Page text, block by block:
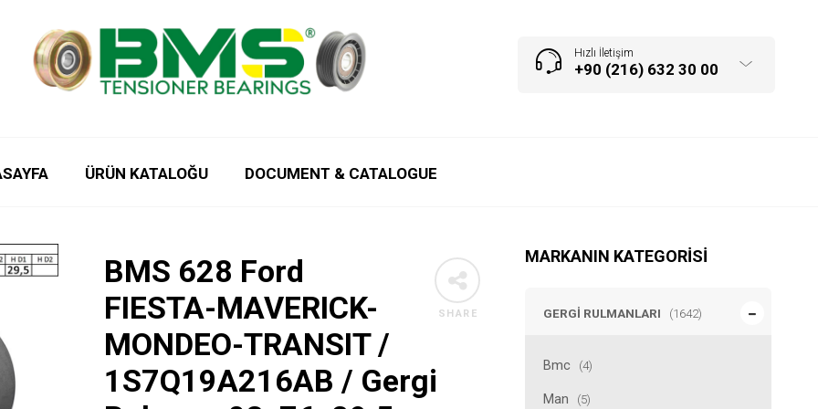
Hızlı İletişim
+90 (216) 632 30 00
ÜRÜN KATALOĞU DOCUMENT & CATALOGUE
MARKANIN KATEGORISI
GERGI RULMANLARI (1642)
Bmc (4)
Man (5)
SHARE
BMS 628 Ford
FIESTA-MAVERICK-
MONDEO-TRANSIT /
1S7Q19A216AB / Gergi